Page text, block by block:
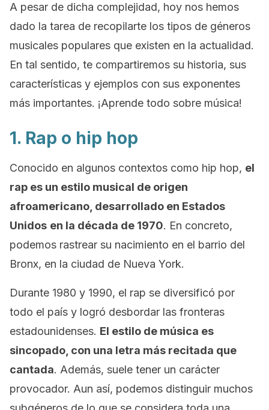
A pesar de dicha complejidad, hoy nos hemos
dado la tarea de recopilarte los tipos de géneros
musicales populares que existen en la actualidad.
En tal sentido, te compartiremos su historia, sus
características y ejemplos con sus exponentes
más importantes. ¡Aprende todo sobre música!
1. Rap o hip hop
Conocido en algunos contextos como hip hop, el
rap es un estilo musical de origen
afroamericano, desarrollado en Estados
Unidos en la década de 1970. En concreto,
podemos rastrear su nacimiento en el barrio del
Bronx, en la ciudad de Nueva York.
Durante 1980 y 1990, el rap se diversificó por
todo el país y logró desbordar las fronteras
estadounidenses. El estilo de música es
sincopado, con una letra más recitada que
cantada. Además, suele tener un carácter
provocador. Aun así, podemos distinguir muchos